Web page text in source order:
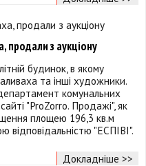
продали з аукціону
будинок, в якому
та інші художники.
комунальних
"ProZorro. Продажі", як
площею 196,3 кв.м
"ЕСПІВІ".
Докладніше >>